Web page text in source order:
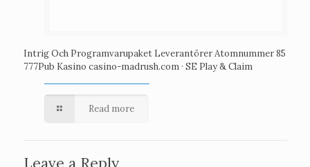
Intrig Och Programvarupaket Leverantörer Atomnummer 85
777Pub Kasino casino-madrush.com · SE Play & Claim
Read more